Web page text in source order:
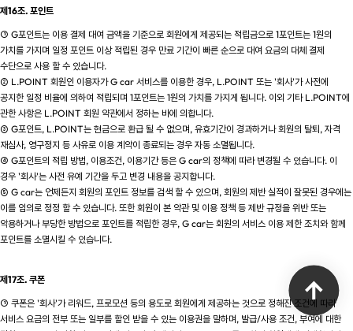
제16조. 포인트
① G포인트는 이용 결제 대여 금액을 기준으로 회원에게 제공되는 적립금으로 1포인트는 1원의
가치를 가지며 일정 포인트 이상 적립된 경우 만료 기간이 빠른 순으로 대여 요금의 대체 결제
수단으로 사용 할 수 있습니다.
② L.POINT 회원인 이용자가 G car 서비스를 이용한 경우, L.POINT 또는 '회사'가 사전에
공지한 일정 비율에 의하여 적립되며 1포인트는 1원의 가치를 가지게 됩니다. 이외 기타 L.POINT에
관한 사항은 L.POINT 회원 약관에서 정하는 바에 의합니다.
③ G포인트, L.POINT는 현금으로 환급 될 수 없으며, 유효기간이 경과하거나 회원의 탈퇴, 자격
재심사, 영구정지 등 사유로 이용 계약이 종료되는 경우 자동 소멸됩니다.
④ G포인트의 적립 방법, 이용조건, 이용기간 등은 G car의 정책에 따라 변경될 수 있습니다. 이
경우 '회사'는 사전 유예 기간을 두고 변경 내용을 공지합니다.
⑤ G car는 언제든지 회원의 포인트 정보를 검색 할 수 있으며, 회원의 제반 실적이 잘못된 경우에는
이를 임의로 정정 할 수 있습니다. 또한 회원이 본 약관 및 이용 정책 등 제반 규정을 위반 또는
악용하거나 부당한 방법으로 포인트를 적립한 경우, G car는 회원의 서비스 이용 제한 조치와 함께
포인트를 소멸시킬 수 있습니다.
제17조. 쿠폰
① 쿠폰은 '회사'가 리워드, 프로모션 등의 용도로 회원에게 제공하는 것으로 정해진 조건에 따라
서비스 요금의 전부 또는 일부를 할인 받을 수 있는 이용권을 말하며, 발급/사용 조건, 부여에 대한